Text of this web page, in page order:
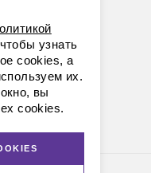
08
узнать
cookies, а
их.
вы
cookies.